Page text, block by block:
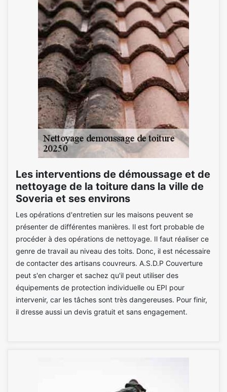
Les interventions de démoussage et de
nettoyage de la toiture dans la ville de
Soveria et ses environs
Les opérations d'entretien sur les maisons peuvent se
présenter de différentes manières. Il est fort probable de
procéder à des opérations de nettoyage. Il faut réaliser ce
genre de travail au niveau des toits. Donc, il est nécessaire
de contacter des artisans couvreurs. A.S.D.P Couverture
peut s'en charger et sachez qu'il peut utiliser des
équipements de protection individuelle ou EPI pour
intervenir, car les tâches sont très dangereuses. Pour finir,
il dresse aussi un devis gratuit et sans engagement.